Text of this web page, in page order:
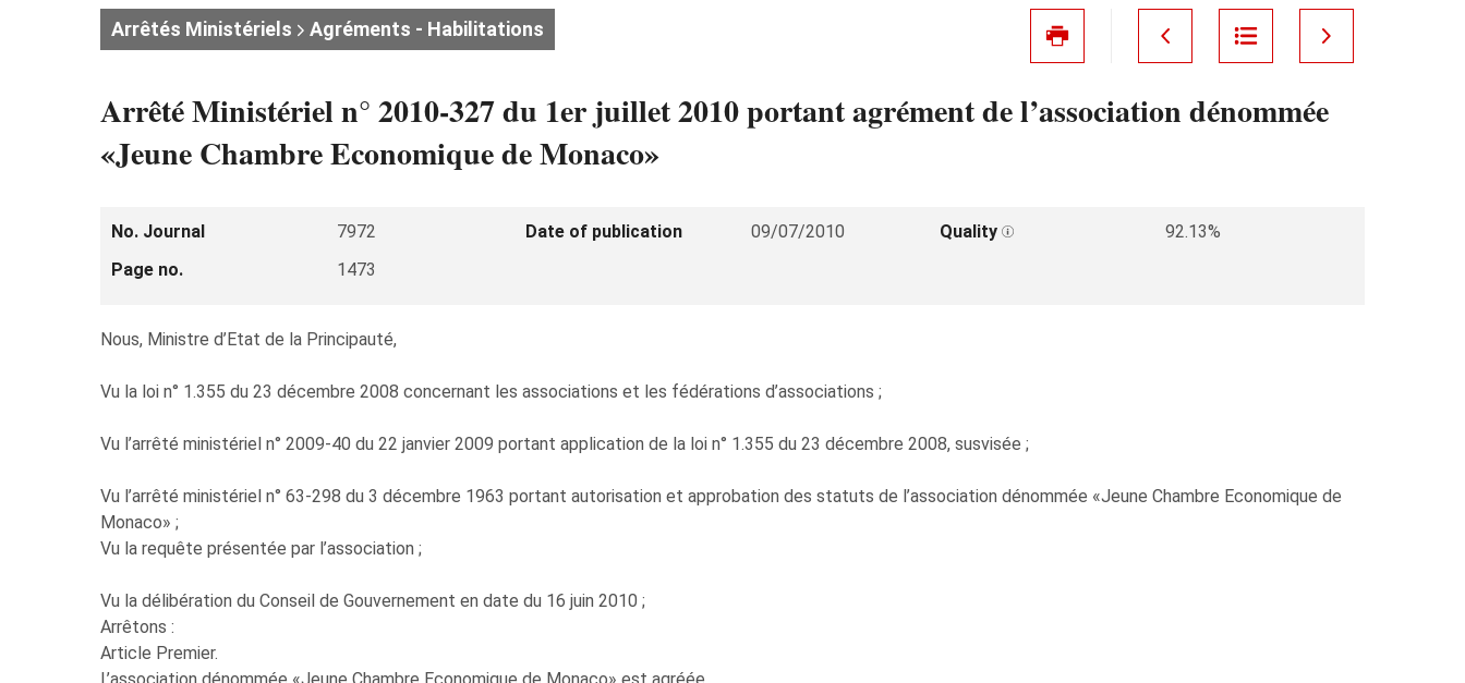
Arrêtés Ministériels Agréments - Habilitations
Arrêté Ministériel n° 2010-327 du 1er juillet 2010 portant agrément de l’association dénommée
«Jeune Chambre Economique de Monaco»
No. Journal 7972 Date of publication 09/07/2010 Quality
92.13%
Page no.
1473
Nous, Ministre d’Etat de la Principauté,
Vu la loi n° 1.355 du 23 décembre 2008 concernant les associations et les fédérations d’associations ;
Vu l’arrêté ministériel n° 2009-40 du 22 janvier 2009 portant application de la loi n° 1.355 du 23 décembre 2008, susvisée ;
Vu l’arrêté ministériel n° 63-298 du 3 décembre 1963 portant autorisation et approbation des statuts de l’association dénommée «Jeune Chambre Economique de
Monaco» ;
Vu la requête présentée par l’association ;
Vu la délibération du Conseil de Gouvernement en date du 16 juin 2010 ;
Arrêtons :
Article Premier.